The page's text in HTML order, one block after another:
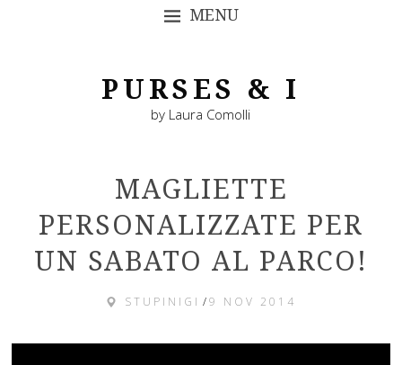
MENU
PURSES & I
by Laura Comolli
MAGLIETTE
PERSONALIZZATE PER
UN SABATO AL PARCO!
STUPINIGI /9 NOV 2014